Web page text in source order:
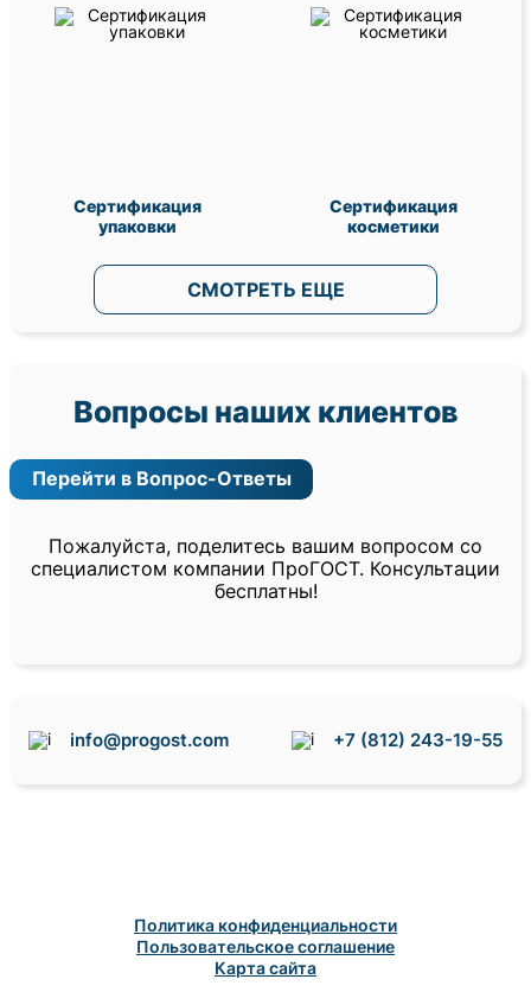
Сертификация
упаковки
Сертификация
косметики
СМОТРЕТЬ ЕЩЕ
Вопросы наших клиентов
Перейти в Вопрос-Ответы
Пожалуйста, поделитесь вашим вопросом со
специалистом компании ПроГОСТ. Консультации
бесплатны!
info@progost.com +7 (812) 243-19-55
Политика конфиденциальности
Пользовательское соглашение
Карта сайта